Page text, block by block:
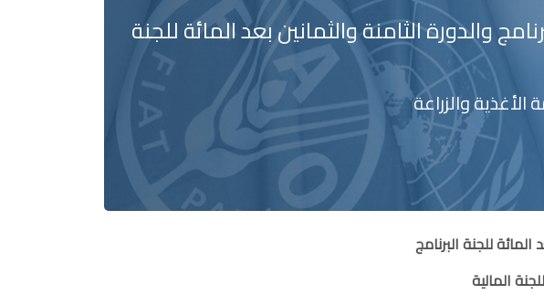
والدورة الثامنة والثمانين بعد المائة للجنة
والزراعة
المائة للجنة البرنامج
للجنة المالية